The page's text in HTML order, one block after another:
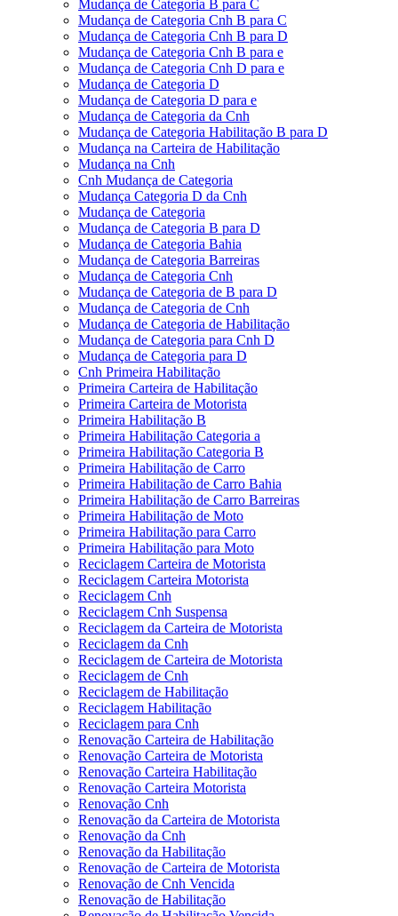
Mudança de Categoria B para C
Mudança de Categoria Cnh B para C
Mudança de Categoria Cnh B para D
Mudança de Categoria Cnh B para e
Mudança de Categoria Cnh D para e
Mudança de Categoria D
Mudança de Categoria D para e
Mudança de Categoria da Cnh
Mudança de Categoria Habilitação B para D
Mudança na Carteira de Habilitação
Mudança na Cnh
Cnh Mudança de Categoria
Mudança Categoria D da Cnh
Mudança de Categoria
Mudança de Categoria B para D
Mudança de Categoria Bahia
Mudança de Categoria Barreiras
Mudança de Categoria Cnh
Mudança de Categoria de B para D
Mudança de Categoria de Cnh
Mudança de Categoria de Habilitação
Mudança de Categoria para Cnh D
Mudança de Categoria para D
Cnh Primeira Habilitação
Primeira Carteira de Habilitação
Primeira Carteira de Motorista
Primeira Habilitação B
Primeira Habilitação Categoria a
Primeira Habilitação Categoria B
Primeira Habilitação de Carro
Primeira Habilitação de Carro Bahia
Primeira Habilitação de Carro Barreiras
Primeira Habilitação de Moto
Primeira Habilitação para Carro
Primeira Habilitação para Moto
Reciclagem Carteira de Motorista
Reciclagem Carteira Motorista
Reciclagem Cnh
Reciclagem Cnh Suspensa
Reciclagem da Carteira de Motorista
Reciclagem da Cnh
Reciclagem de Carteira de Motorista
Reciclagem de Cnh
Reciclagem de Habilitação
Reciclagem Habilitação
Reciclagem para Cnh
Renovação Carteira de Habilitação
Renovação Carteira de Motorista
Renovação Carteira Habilitação
Renovação Carteira Motorista
Renovação Cnh
Renovação da Carteira de Motorista
Renovação da Cnh
Renovação da Habilitação
Renovação de Carteira de Motorista
Renovação de Cnh Vencida
Renovação de Habilitação